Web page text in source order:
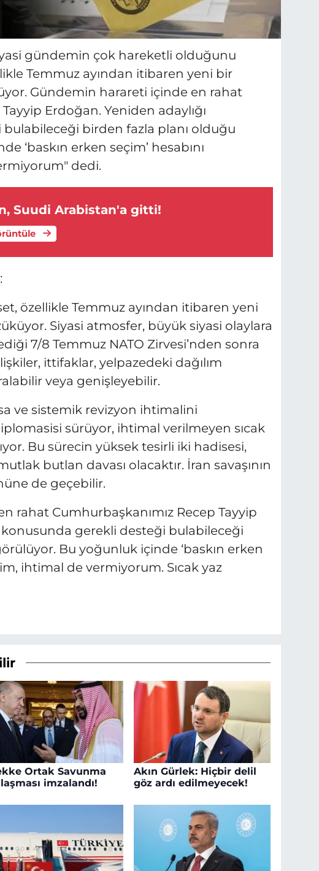
gündemin çok hareketli olduğunu
Temmuz ayından itibaren yeni bir
Gündemin harareti içinde en rahat
Erdoğan. Yeniden adaylığı
birden fazla planı olduğu
‘baskın erken seçim’ hesabını
dedi.
Suudi Arabistan'a gitti!
özellikle Temmuz ayından itibaren yeni
Siyasi atmosfer, büyük siyasi olaylara
7/8 Temmuz NATO Zirvesi’nden sonra
ittifaklar, yelpazedeki dağılım
veya genişleyebilir.
ve sistemik revizyon ihtimalini
sürüyor, ihtimal verilmeyen sıcak
Bu sürecin yüksek tesirli iki hadisesi,
butlan davası olacaktır. İran savaşının
de geçebilir.
rahat Cumhurbaşkanımız Recep Tayyip
konusunda gerekli desteği bulabileceği
Bu yoğunluk içinde ‘baskın erken
ihtimal de vermiyorum. Sıcak yaz
Ortak Savunma
imzalandı!
Akın Gürlek: Hiçbir delil
göz ardı edilmeyecek!